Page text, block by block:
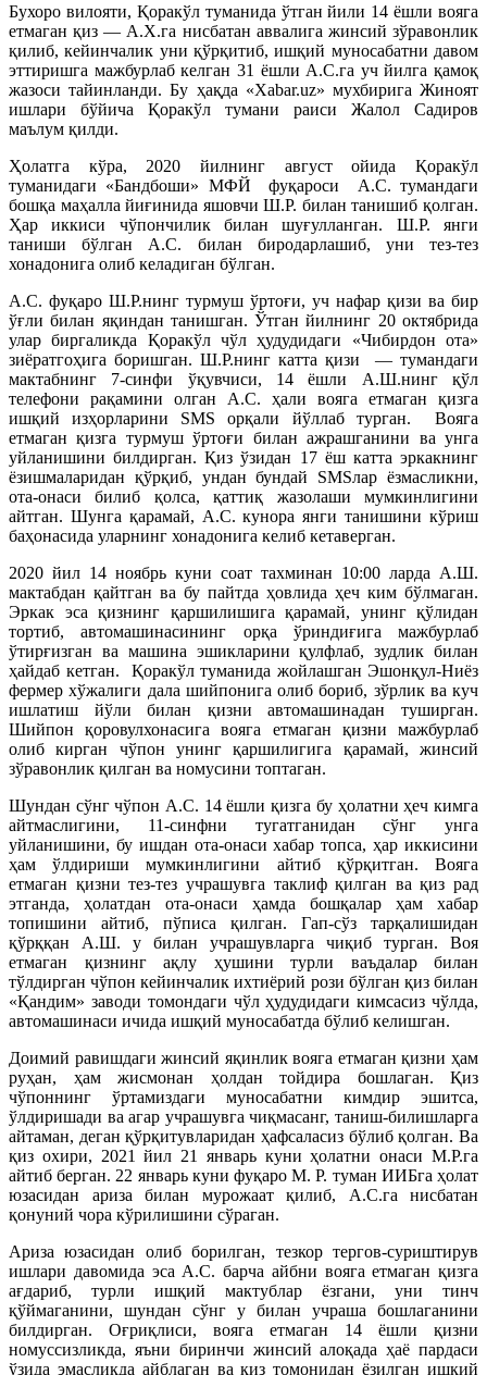
Бухоро вилояти, Қоракўл туманида ўтган йили 14 ёшли вояга
етмаган қиз — А.Х.га нисбатан аввалига жинсий зўравонлик
қилиб, кейинчалик уни қўрқитиб, ишқий муносабатни давом
эттиришга мажбурлаб келган 31 ёшли А.С.га уч йилга қамоқ
жазоси тайинланди. Бу ҳақда «Xabar.uz» мухбирига Жиноят
ишлари бўйича Қоракўл тумани раиси Жалол Садиров
маълум қилди.
Ҳолатга кўра, 2020 йилнинг август ойида Қоракўл
туманидаги «Бандбоши» МФЙ фуқароси А.С. тумандаги
бошқа маҳалла йиғинида яшовчи Ш.Р. билан танишиб қолган.
Ҳар иккиси чўпончилик билан шуғулланган. Ш.Р. янги
таниши бўлган А.С. билан биродарлашиб, уни тез-тез
хонадонига олиб келадиган бўлган.
А.С. фуқаро Ш.Р.нинг турмуш ўртоғи, уч нафар қизи ва бир
ўғли билан яқиндан танишган. Ўтган йилнинг 20 октябрида
улар биргаликда Қоракўл чўл ҳудудидаги «Чибирдон ота»
зиёратгоҳига боришган. Ш.Р.нинг катта қизи — тумандаги
мактабнинг 7-синфи ўқувчиси, 14 ёшли А.Ш.нинг қўл
телефони рақамини олган А.С. ҳали вояга етмаган қизга
ишқий изҳорларини SMS орқали йўллаб турган. Вояга
етмаган қизга турмуш ўртоғи билан ажрашганини ва унга
уйланишини билдирган. Қиз ўзидан 17 ёш катта эркакнинг
ёзишмаларидан қўрқиб, ундан бундай SMSлар ёзмасликни,
ота-онаси билиб қолса, қаттиқ жазолаши мумкинлигини
айтган. Шунга қарамай, А.С. кунора янги танишини кўриш
баҳонасида уларнинг хонадонига келиб кетаверган.
2020 йил 14 ноябрь куни соат тахминан 10:00 ларда А.Ш.
мактабдан қайтган ва бу пайтда ҳовлида ҳеч ким бўлмаган.
Эркак эса қизнинг қаршилишига қарамай, унинг қўлидан
тортиб, автомашинасининг орқа ўриндиғига мажбурлаб
ўтирғизган ва машина эшикларини қулфлаб, зудлик билан
ҳайдаб кетган. Қоракўл туманида жойлашган Эшонқул-Ниёз
фермер хўжалиги дала шийпонига олиб бориб, зўрлик ва куч
ишлатиш йўли билан қизни автомашинадан туширган.
Шийпон қоровулхонасига вояга етмаган қизни мажбурлаб
олиб кирган чўпон унинг қаршилигига қарамай, жинсий
зўравонлик қилган ва номусини топтаган.
Шундан сўнг чўпон А.С. 14 ёшли қизга бу ҳолатни ҳеч кимга
айтмаслигини, 11-синфни тугатганидан сўнг унга
уйланишини, бу ишдан ота-онаси хабар топса, ҳар иккисини
ҳам ўлдириши мумкинлигини айтиб қўрқитган. Вояга
етмаган қизни тез-тез учрашувга таклиф қилган ва қиз рад
этганда, ҳолатдан ота-онаси ҳамда бошқалар ҳам хабар
топишини айтиб, пўписа қилган. Гап-сўз тарқалишидан
қўрққан А.Ш. у билан учрашувларга чиқиб турган. Воя
етмаган қизнинг ақлу ҳушини турли ваъдалар билан
тўлдирган чўпон кейинчалик ихтиёрий рози бўлган қиз билан
«Қандим» заводи томондаги чўл ҳудудидаги кимсасиз чўлда,
автомашинаси ичида ишқий муносабатда бўлиб келишган.
Доимий равишдаги жинсий яқинлик вояга етмаган қизни ҳам
руҳан, ҳам жисмонан ҳолдан тойдира бошлаган. Қиз
чўпоннинг ўртамиздаги муносабатни кимдир эшитса,
ўлдиришади ва агар учрашувга чиқмасанг, таниш-билишларга
айтаман, деган қўрқитувларидан ҳафсаласиз бўлиб қолган. Ва
қиз охири, 2021 йил 21 январь куни ҳолатни онаси М.Р.га
айтиб берган. 22 январь куни фуқаро М. Р. туман ИИБга ҳолат
юзасидан ариза билан мурожаат қилиб, А.С.га нисбатан
қонуний чора кўрилишини сўраган.
Ариза юзасидан олиб борилган, тезкор тергов-суриштирув
ишлари давомида эса А.С. барча айбни вояга етмаган қизга
ағдариб, турли ишқий мактублар ёзгани, уни тинч
қўймаганини, шундан сўнг у билан учраша бошлаганини
билдирган. Оғриқлиси, вояга етмаган 14 ёшли қизни
номуссизликда, яъни биринчи жинсий алоқада ҳаё пардаси
ўзида эмасликда айблаган ва қиз томонидан ёзилган ишқий